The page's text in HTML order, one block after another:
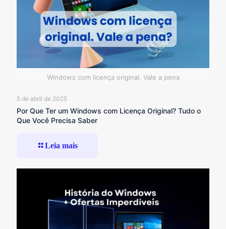
Windows com licença original. Vale a pena
5 de abril de 2025
Por Que Ter um Windows com Licença Original? Tudo o
Que Você Precisa Saber
Leia mais